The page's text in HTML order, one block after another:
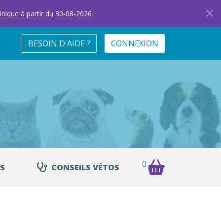
à partir du 30-08-2026
BESOIN D'AIDE ? CONNEXION
CONSEILS VÉTOS 0